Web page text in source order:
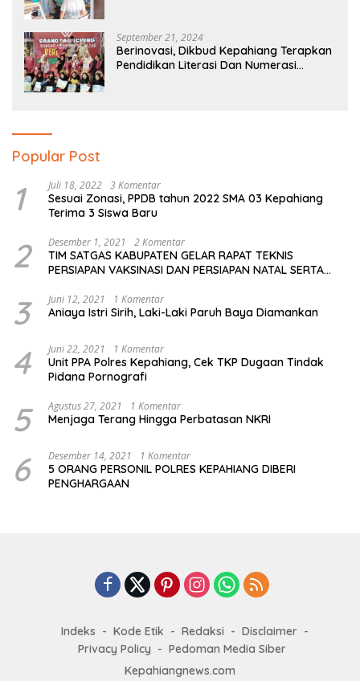
September 21, 2024
Berinovasi, Dikbud Kepahiang Terapkan
Pendidikan Literasi Dan Numerasi
Popular Post
1 Juli 18, 2022 3 Komentar
Sesuai Zonasi, PPDB tahun 2022 SMA 03 Kepahiang
Terima 3 Siswa Baru
2 Desember 1, 2021 2 Komentar
TIM SATGAS KABUPATEN GELAR RAPAT TEKNIS
PERSIAPAN VAKSINASI DAN PERSIAPAN NATAL SERTA
3 Juni 12, 2021 1 Komentar
Aniaya Istri Sirih, Laki-Laki Paruh Baya Diamankan
4 Juni 22, 2021 1 Komentar
Unit PPA Polres Kepahiang, Cek TKP Dugaan Tindak
Pidana Pornografi
5 Agustus 27, 2021 1 Komentar
Menjaga Terang Hingga Perbatasan NKRI
6 Desember 14, 2021 1 Komentar
5 ORANG PERSONIL POLRES KEPAHIANG DIBERI
PENGHARGAAN
Indeks Kode Etik Redaksi
Disclaimer
Privacy Policy
Pedoman Media Siber
Kepahiangnews.com